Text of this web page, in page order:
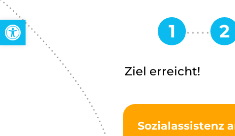
Werkzeugleiste öffnen
Ziel erreicht!
Sozialassistenz